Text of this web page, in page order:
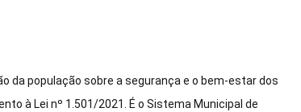
da população sobre a segurança e o bem-estar dos
à Lei nº 1.501/2021. É o Sistema Municipal de